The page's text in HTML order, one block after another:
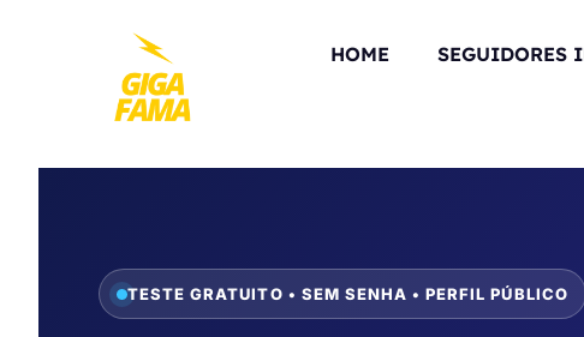
HOME SEGUIDORES
TESTE GRATUITO • SEM SENHA • PERFIL PÚBLICO